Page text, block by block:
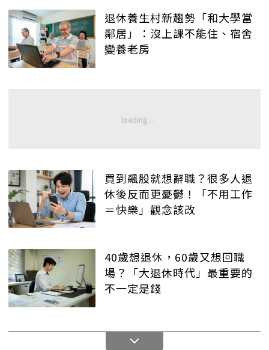
退休養生村新趨勢「和大學當
鄰居」：沒上課不能住、宿舍
變養老房
買到飆股就想辭職？很多人退
休後反而更憂鬱！「不用工作
＝快樂」觀念該改
40歲想退休，60歲又想回職
場？「大退休時代」最重要的
不一定是錢